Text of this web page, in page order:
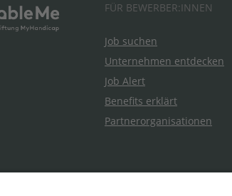
FÜR BEWERBER:INNEN
Job suchen
Unternehmen entdecken
Job Alert
Benefits erklärt
Partnerorganisationen